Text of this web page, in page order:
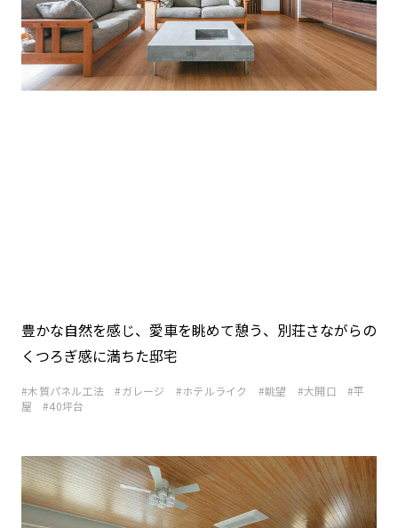
豊かな自然を感じ、愛車を眺めて憩う、別荘さながらの
くつろぎ感に満ちた邸宅
木質パネル工法 ガレージ ホテルライク 眺望 大開口
平
屋
40坪台